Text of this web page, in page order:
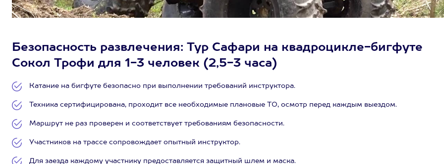
Безопасность развлечения: Тур Сафари на квадроцикле-бигфуте
Сокол Трофи для 1-3 человек (2,5-3 часа)
Катание на бигфуте безопасно при выполнении требований инструктора.
Техника сертифицирована, проходит все необходимые плановые ТО, осмотр перед каждым выездом.
Маршрут не раз проверен и соответствует требованиям безопасности.
Участников на трассе сопровождает опытный инструктор.
Для заезда каждому участнику предоставляется защитный шлем и маска.